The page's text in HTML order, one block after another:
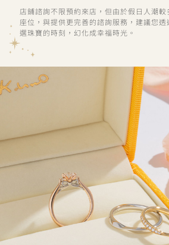
店鋪諮詢不限預約來店，但由於假日人潮
座位，與提供更完善的諮詢服務，建議您
選珠寶的時刻，幻化成幸福時光。